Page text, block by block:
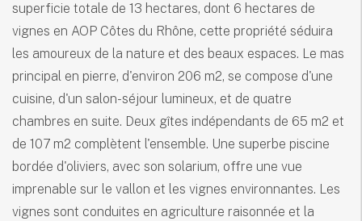
superficie totale de 13 hectares, dont 6 hectares de
vignes en AOP Côtes du Rhône, cette propriété séduira
les amoureux de la nature et des beaux espaces. Le mas
principal en pierre, d'environ 206 m2, se compose d'une
cuisine, d'un salon-séjour lumineux, et de quatre
chambres en suite. Deux gîtes indépendants de 65 m2 et
de 107 m2 complètent l'ensemble. Une superbe piscine
bordée d'oliviers, avec son solarium, offre une vue
imprenable sur le vallon et les vignes environnantes. Les
vignes sont conduites en agriculture raisonnée et la